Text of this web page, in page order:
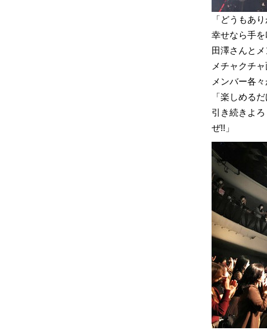
「どうもあ
幸せなら手
田澤さんと
メチャクチ
メンバー各
「楽しめる
引き続きよ
ぜ!!」